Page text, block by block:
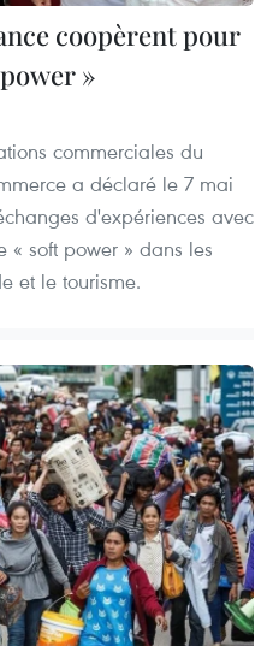
coopèrent pour
»
commerciales du
a déclaré le 7 mai
d'expériences avec
« soft power » dans les
et le tourisme.